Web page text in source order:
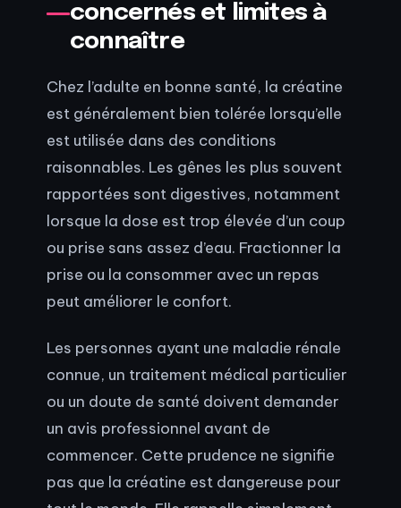
concernés et limites à
connaître
Chez l’adulte en bonne santé, la créatine
est généralement bien tolérée lorsqu’elle
est utilisée dans des conditions
raisonnables. Les gênes les plus souvent
rapportées sont digestives, notamment
lorsque la dose est trop élevée d’un coup
ou prise sans assez d’eau. Fractionner la
prise ou la consommer avec un repas
peut améliorer le confort.
Les personnes ayant une maladie rénale
connue, un traitement médical particulier
ou un doute de santé doivent demander
un avis professionnel avant de
commencer. Cette prudence ne signifie
pas que la créatine est dangereuse pour